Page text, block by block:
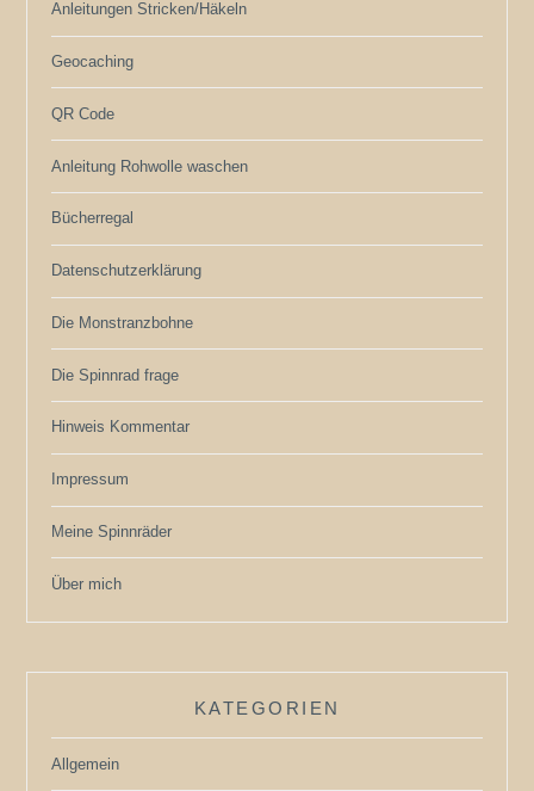
Anleitungen Stricken/Häkeln
Geocaching
QR Code
Anleitung Rohwolle waschen
Bücherregal
Datenschutzerklärung
Die Monstranzbohne
Die Spinnrad frage
Hinweis Kommentar
Impressum
Meine Spinnräder
Über mich
KATEGORIEN
Allgemein